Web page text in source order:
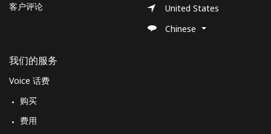
客户评论
我们的服务
Voice 话费
购买
费用
United States
Chinese